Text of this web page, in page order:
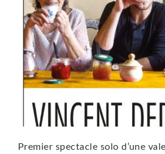
Premier spectacle solo d’une